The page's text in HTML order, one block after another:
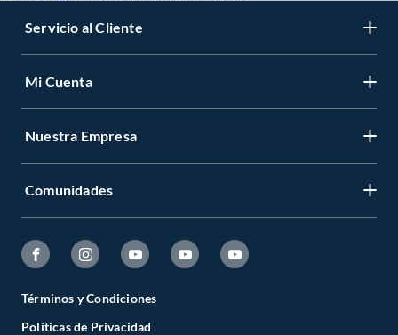
Servicio al Cliente
Mi Cuenta
Nuestra Empresa
Comunidades
Términos y Condiciones
Políticas de Privacidad